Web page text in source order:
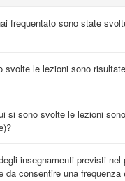
frequentato sono state
svolte le lezioni sono
si sono svolte le lezioni
insegnamenti previsti
da consentire una